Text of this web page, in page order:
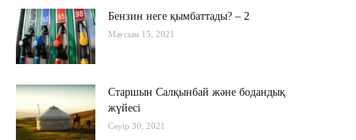
Бензин неге қымбаттады? – 2
Маусым 15, 2021
Старшын Салқынбай және бодандық
жүйесі
Сәуір 30, 2021